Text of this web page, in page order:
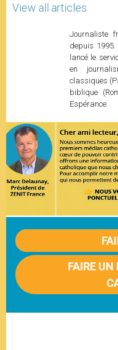
View all articles
Journaliste
depuis
lancé le
en
classiques
biblique
Espérance.
FAIRE UN